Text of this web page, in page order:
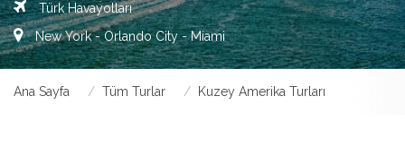
Türk Havayolları
New York - Orlando City - Miami
Ana Sayfa Tüm Turlar Kuzey Amerika Turları